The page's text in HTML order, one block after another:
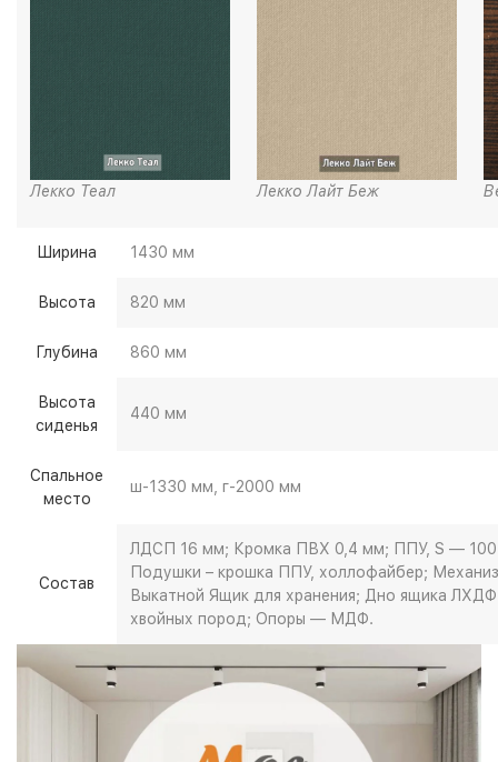
Лекко Теал Лекко Лайт Беж
Ширина 1430 мм
Высота 820 мм
Глубина 860 мм
Высота
сиденья
440 мм
Спальное
место
ш-1330 мм, г-2000 мм
Состав
ЛДСП 16 мм; Кромка ПВХ 0,4 мм; ППУ, S —
Подушки – крошка ППУ, холлофайбер;
Выкатной Ящик для хранения; Дно ящика
хвойных пород; Опоры — МДФ.